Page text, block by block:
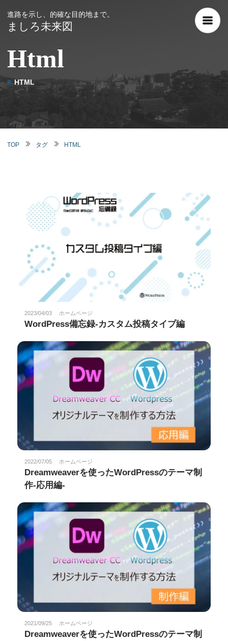
進路を示し、的確な目的地まで。
ましろ未来図
Html
HTML
TOP タグ HTML
2023/04/03 ホームページ
WordPress備忘録-カスタム投稿タイプ編
2022/07/05 ホームページ
Dreamweaverを使ったWordPressのテーマ制
作-応用編-
2021/09/25 ホームページ
Dreamweaverを使ったWordPressのテーマ制